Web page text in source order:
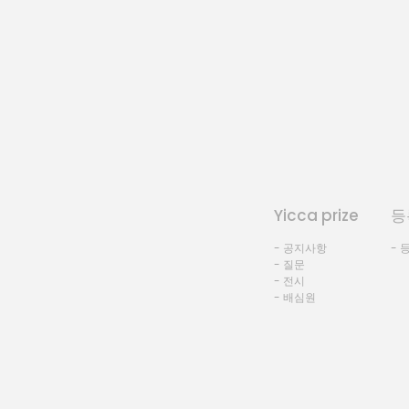
Yicca prize
- 공지사항
- 질문
- 전시
- 배심원
-